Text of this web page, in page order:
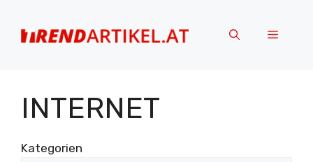
springen
Menü
INTERNET
Kategorien